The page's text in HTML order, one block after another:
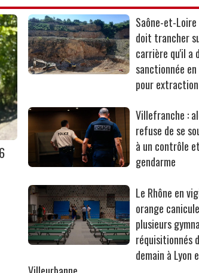
Saône-et-
doit trancher
carrière qu'il a
sanctionnée
pour
Villefranche :
refuse de se
à un contrôle
gendarme
Le Rhône en
orange
plusieurs
réquisitionnés
demain à Lyon